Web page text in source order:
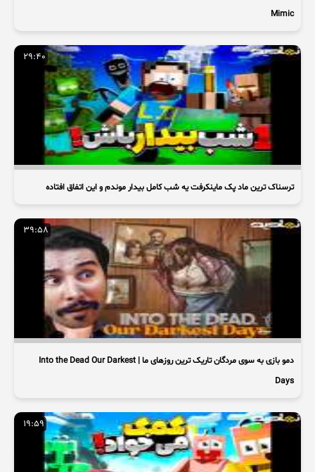
Mimic
29:40
ترسناک ترین ماد پک ماینکرفت یه شب کامل بیدار موندم و این اتفاق افتاده
39:58
دمو بازی به سوی مردگان تاریک ترین روزهای ما | Into the Dead Our Darkest
Days
19:59